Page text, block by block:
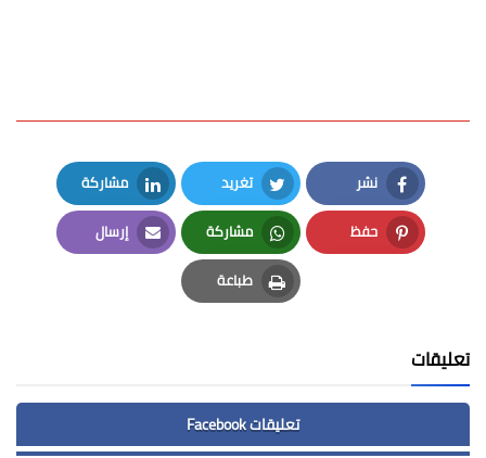
نشر
Facebook
تغريد
Twitter
مشاركة
LinkedIn
حفظ
Pinterest
مشاركة
Whatsapp
إرسال
Email
طباعة
Print
تعليقات
تعليقات Facebook